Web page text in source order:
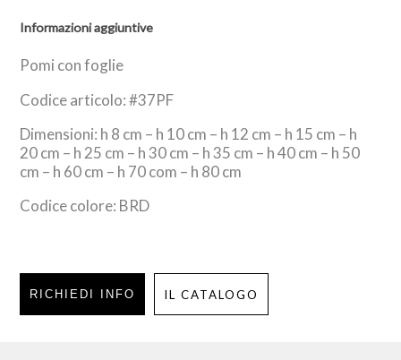
Informazioni aggiuntive
Pomi con foglie
Codice articolo: #37PF
Dimensioni: h 8 cm – h 10 cm – h 12 cm – h 15 cm – h
20 cm – h 25 cm – h 30 cm – h 35 cm – h 40 cm – h 50
cm – h 60 cm – h 70 com – h 80 cm
Codice colore: BRD
RICHIEDI INFO IL CATALOGO